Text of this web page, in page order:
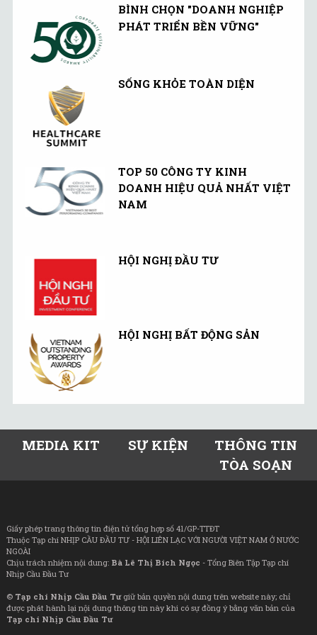
BÌNH CHỌN "DOANH NGHIỆP
PHÁT TRIỂN BỀN VỮNG"
SỐNG KHỎE TOÀN DIỆN
TOP 50 CÔNG TY KINH
DOANH HIỆU QUẢ NHẤT VIỆT
NAM
HỘI NGHỊ ĐẦU TƯ
HỘI NGHỊ BẤT ĐỘNG SẢN
MEDIA KIT SỰ KIỆN
THÔNG TIN
TÒA SOẠN
Giấy phép trang thông tin điện tử tổng hợp số 41/GP-TTĐT
Thuộc Tạp chí NHỊP CẦU ĐẦU TƯ - HỘI LIÊN LẠC VỚI NGƯỜI VIỆT NAM Ở NƯỚC
NGOÀI
Chịu trách nhiệm nội dung: Bà Lê Thị Bích Ngọc - Tổng Biên Tập Tạp chí
Nhịp Cầu Đầu Tư
© Tạp chí Nhịp Cầu Đầu Tưgiữ bản quyền nội dung trên website này; chỉ
được phát hành lại nội dung thông tin này khi có sự đồng ý bằng văn bản của
Tạp chí Nhịp Cầu Đầu Tư